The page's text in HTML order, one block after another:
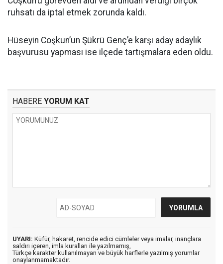
ruhsatı da iptal etmek zorunda kaldı.
Hüseyin Coşkun’un Şükrü Genç’e karşı aday adaylık
başvurusu yapması ise ilçede tartışmalara eden oldu.
HABERE YORUM KAT
UYARI: Küfür, hakaret, rencide edici cümleler veya imalar, inançlara
saldırı içeren, imla kuralları ile yazılmamış,
Türkçe karakter kullanılmayan ve büyük harflerle yazılmış yorumlar
onaylanmamaktadır.